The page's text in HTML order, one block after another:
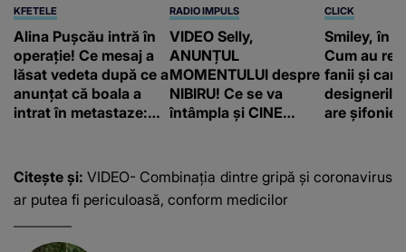
KFETELE
Alina Pușcău intră în
operație! Ce mesaj a
lăsat vedeta după ce a
anunțat că boala a
intrat în metastaze:
RADIO IMPULS
VIDEO Selly,
ANUNȚUL
MOMENTULUI despre
NIBIRU! Ce se va
întâmpla și CINE
e ciudă că..."
CLICK
Smiley, în
Cum au
fanii și
are
Citește și:VIDEO- Combinația dintre gripă și coronavirus
ar putea fi periculoasă, conform medicilor